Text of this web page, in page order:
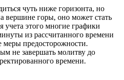
чуть ниже горизонта, но
вершине горы, оно может стать
этого многие графики
из рассчитанного времени
меры предосторожности.
не завершать молитву до
времени.